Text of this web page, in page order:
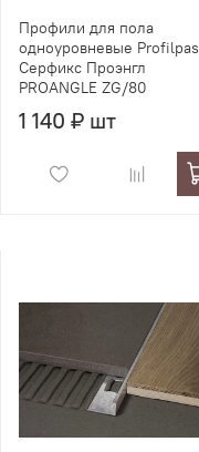
Профили для пола
одноуровневые Profilpas
Серфикс Проэнгл
PROANGLE ZG/80
1 140 ₽ шт